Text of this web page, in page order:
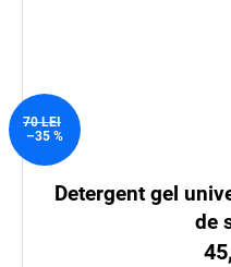
70 LEI
–35 %
Detergent gel
de